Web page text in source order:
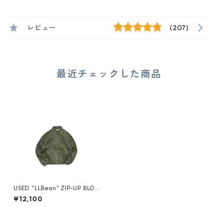
レビュー (207)
最近チェックした商品
USED "LLBean" ZIP-UP BLOU
SON JACKET
¥12,100